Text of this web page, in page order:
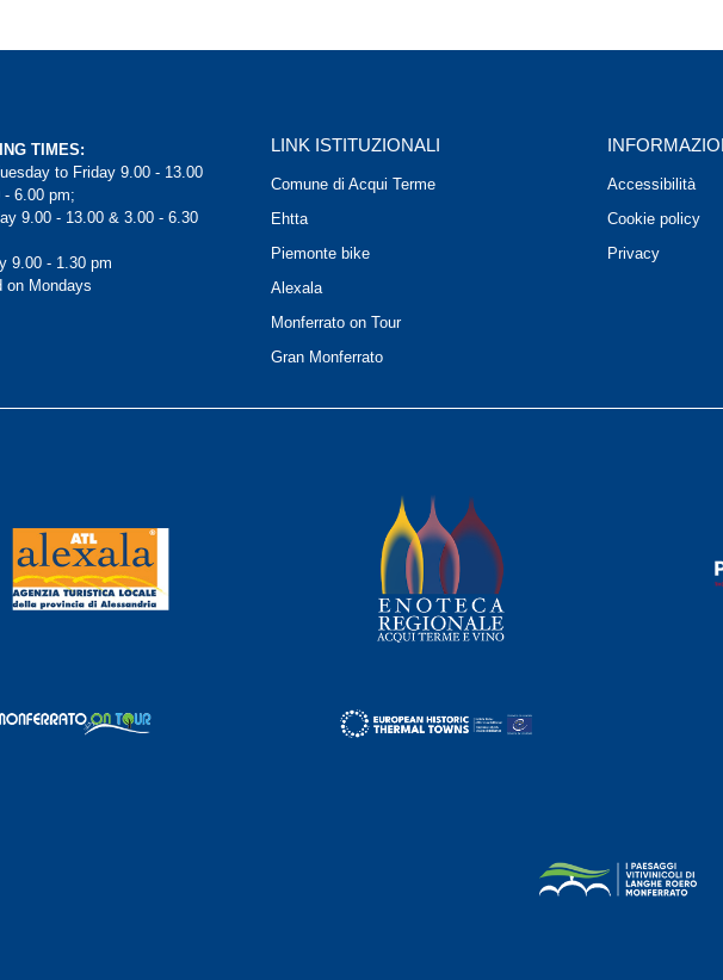
TIMES:
to Friday 9.00 - 13.00
- 6.00 pm;
9.00 - 13.00 & 3.00 - 6.30
9.00 - 1.30 pm
on Mondays
LINK ISTITUZIONALI
Comune di Acqui Terme
Ehtta
Piemonte bike
Alexala
Monferrato on Tour
Gran Monferrato
Accessibilità
Cookie policy
Privacy